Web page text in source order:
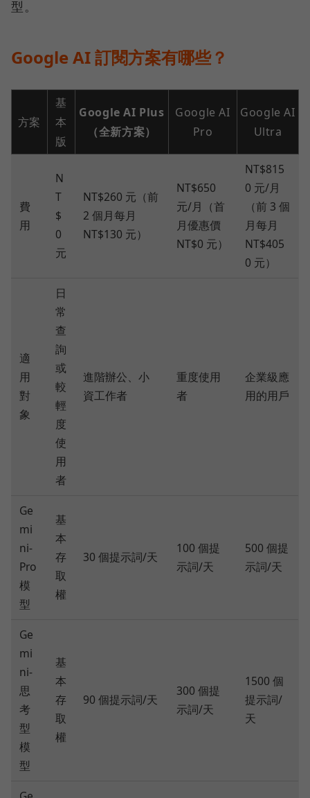
型。
Google AI 訂閱方案有哪些？
方案
基
本
版
Google AI Plus
（全新方案）
Google AI
Pro
Google AI
Ultra
費
用
N
T
$
0
元
NT$260 元（前
2 個月每月
NT$130 元）
NT$650
元/月（首
月優惠價
NT$0 元）
NT$815
0 元/月
（前 3 個
月每月
NT$405
0 元）
適
用
對
象
日
常
查
詢
或
較
輕
度
使
用
者
進階辦公、小
資工作者
重度使用
者
企業級應
用的用戶
Ge
mi
ni-
Pro
模
型
基
本
存
取
權
30 個提示詞/天
100 個提
示詞/天
500 個提
示詞/天
Ge
mi
ni-
思
考
型
模
型
基
本
存
取
權
90 個提示詞/天
300 個提
示詞/天
1500 個
提示詞/
天